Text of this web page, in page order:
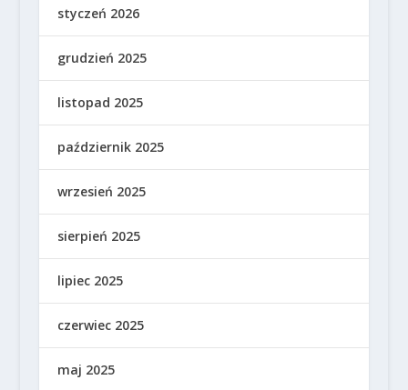
styczeń 2026
grudzień 2025
listopad 2025
październik 2025
wrzesień 2025
sierpień 2025
lipiec 2025
czerwiec 2025
maj 2025